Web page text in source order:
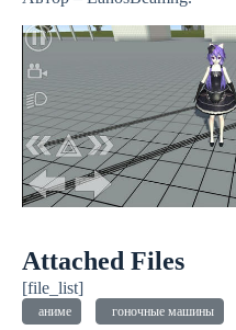
Attached Files
[file_list]
аниме гоночные машины